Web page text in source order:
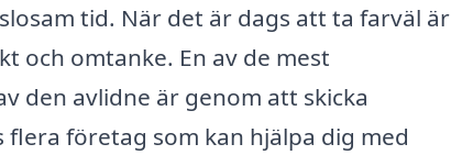
tid. När det är dags att ta farväl är
och omtanke. En av de mest
den avlidne är genom att skicka
företag som kan hjälpa dig med